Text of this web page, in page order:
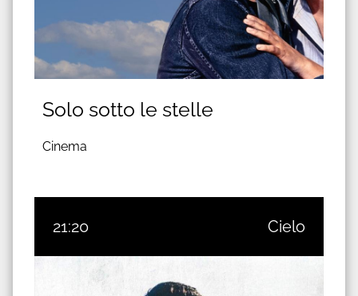
Solo sotto le stelle
Cinema
21:20 Cielo